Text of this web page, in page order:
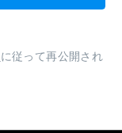
に従って再公開され